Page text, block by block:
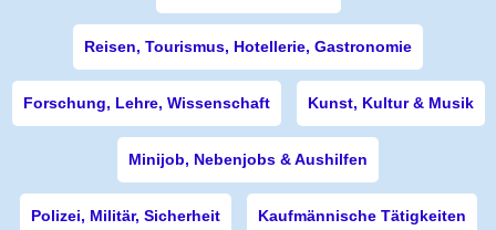
Reisen, Tourismus, Hotellerie, Gastronomie
Forschung, Lehre, Wissenschaft Kunst, Kultur & Musik
Minijob, Nebenjobs & Aushilfen
Polizei, Militär, Sicherheit Kaufmännische Tätigkeiten